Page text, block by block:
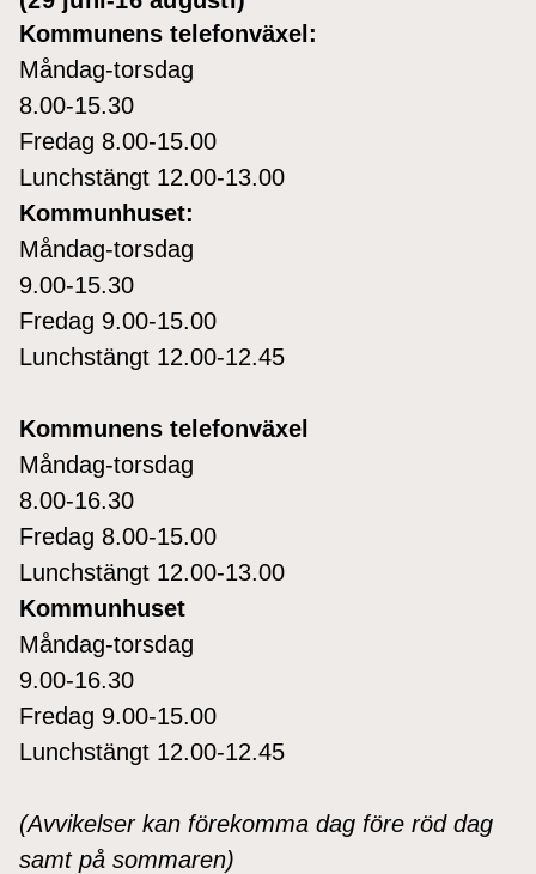
Kommunens telefonväxel:
Måndag-torsdag
8.00-15.30
Fredag 8.00-15.00
Lunchstängt 12.00-13.00
Kommunhuset:
Måndag-torsdag
9.00-15.30
Fredag 9.00-15.00
Lunchstängt 12.00-12.45
Kommunens telefonväxel
Måndag-torsdag
8.00-16.30
Fredag 8.00-15.00
Lunchstängt 12.00-13.00
Kommunhuset
Måndag-torsdag
9.00-16.30
Fredag 9.00-15.00
Lunchstängt 12.00-12.45
(Avvikelser kan förekomma dag före röd dag
samt på sommaren)